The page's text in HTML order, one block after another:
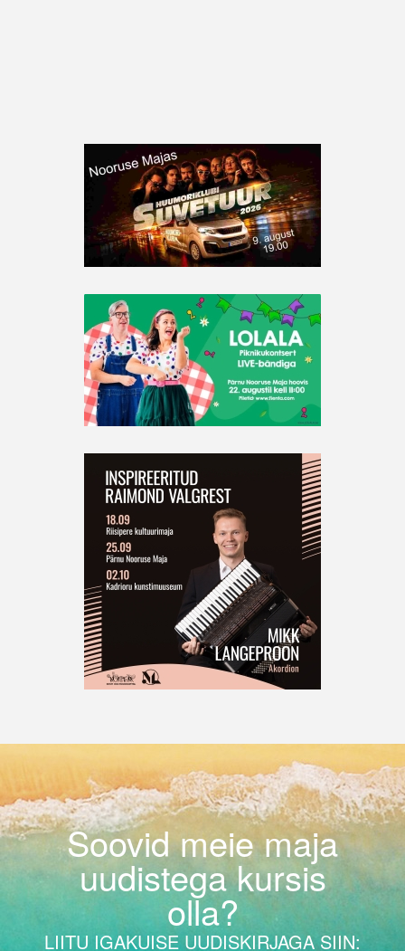
Soovid meie maja
uudistega kursis
olla?
LIITU IGAKUISE UUDISKIRJAGA SIIN: